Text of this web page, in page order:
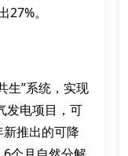
。
生”系统，实现
发电项目，可
推出的可降